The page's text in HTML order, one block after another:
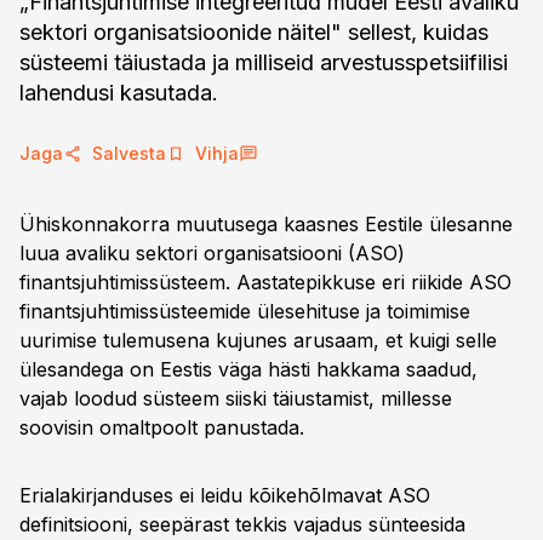
sektori organisatsioonide näitel" sellest, kuidas
süsteemi täiustada ja milliseid arvestusspetsiifilisi
lahendusi kasutada.
Jaga Salvesta Vihja
Ühiskonnakorra muutusega kaasnes Eestile ülesanne
luua avaliku sektori organisatsiooni (ASO)
finantsjuhtimissüsteem. Aastatepikkuse eri riikide ASO
finantsjuhtimissüsteemide ülesehituse ja toimimise
uurimise tulemusena kujunes arusaam, et kuigi selle
ülesandega on Eestis väga hästi hakkama saadud,
vajab loodud süsteem siiski täiustamist, millesse
soovisin omaltpoolt panustada.
Erialakirjanduses ei leidu kõikehõlmavat ASO
definitsiooni, seepärast tekkis vajadus sünteesida